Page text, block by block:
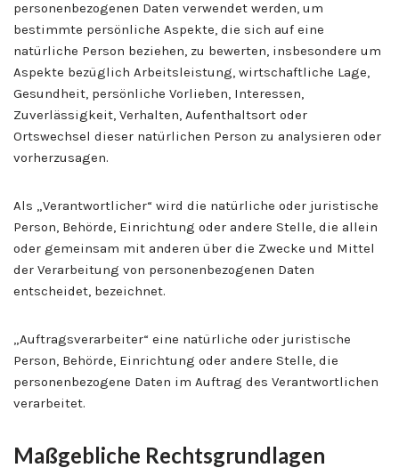
personenbezogenen Daten verwendet werden, um
bestimmte persönliche Aspekte, die sich auf eine
natürliche Person beziehen, zu bewerten, insbesondere um
Aspekte bezüglich Arbeitsleistung, wirtschaftliche Lage,
Gesundheit, persönliche Vorlieben, Interessen,
Zuverlässigkeit, Verhalten, Aufenthaltsort oder
Ortswechsel dieser natürlichen Person zu analysieren oder
vorherzusagen.
Als „Verantwortlicher“ wird die natürliche oder juristische
Person, Behörde, Einrichtung oder andere Stelle, die allein
oder gemeinsam mit anderen über die Zwecke und Mittel
der Verarbeitung von personenbezogenen Daten
entscheidet, bezeichnet.
„Auftragsverarbeiter“ eine natürliche oder juristische
Person, Behörde, Einrichtung oder andere Stelle, die
personenbezogene Daten im Auftrag des Verantwortlichen
verarbeitet.
Maßgebliche Rechtsgrundlagen